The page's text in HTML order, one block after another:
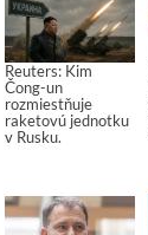
Reuters: Kim
Čong-un
rozmiestňuje
raketovú jednotku
v Rusku.